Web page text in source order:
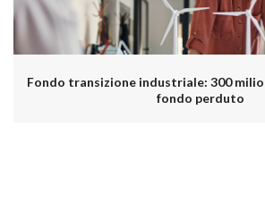
Fondo transizione industriale: 300
fondo perduto